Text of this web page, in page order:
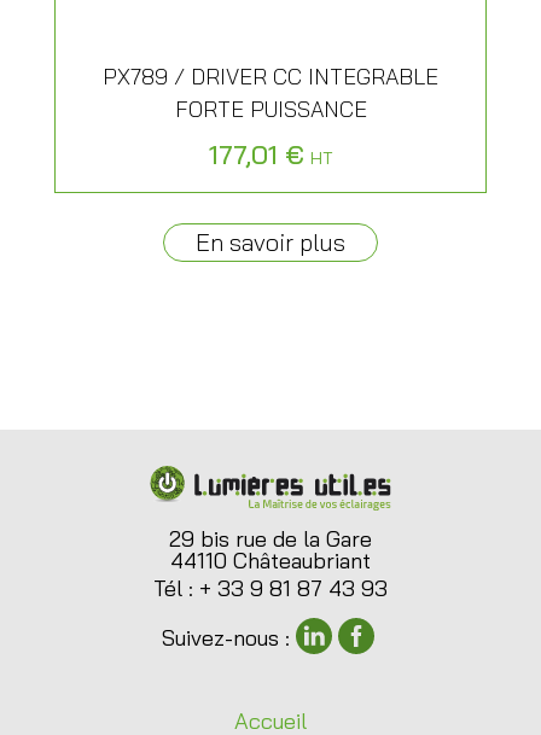
PX789 / DRIVER CC INTEGRABLE
FORTE PUISSANCE
177,01 € HT
En savoir plus
29 bis rue de la Gare
44110 Châteaubriant
Tél : + 33 9 81 87 43 93
Suivez-nous :
Accueil